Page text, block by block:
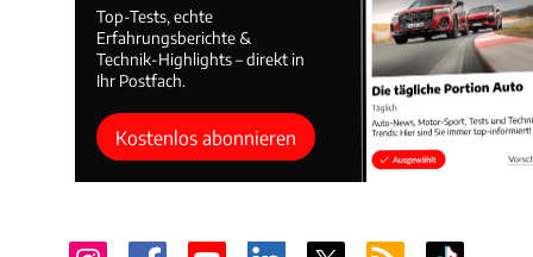
Top-Tests, echte
Erfahrungsberichte &
Technik-Highlights – direkt in
Ihr Postfach.
Kostenlos abonnieren